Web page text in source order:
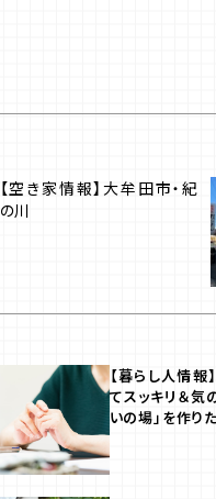
【空き家情報】大牟田市・紀
の川
【暮らし人情報
てスッキリ＆気
いの場」を作り